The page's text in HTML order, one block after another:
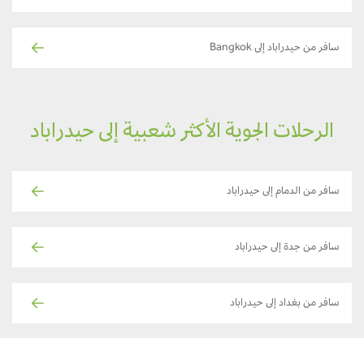
سافر من حيدراباد إلى Bangkok
الرحلات الجوية الأكثر شعبية إلى حيدراباد
سافر من الدمام إلى حيدراباد
سافر من جدة إلى حيدراباد
سافر من بغداد إلى حيدراباد